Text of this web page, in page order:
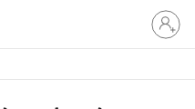
登
入
您